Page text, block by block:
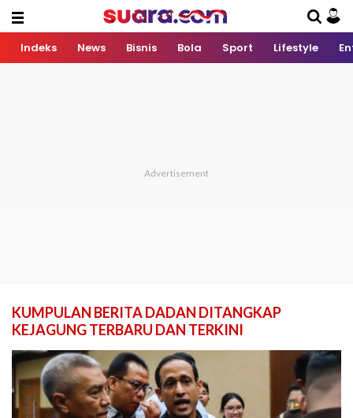
Indeks News Bisnis Bola Sport Lifestyle
KUMPULAN BERITA DADAN DITANGKAP
KEJAGUNG TERBARU DAN TERKINI